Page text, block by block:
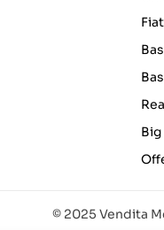
Big
© 2025 Vendita